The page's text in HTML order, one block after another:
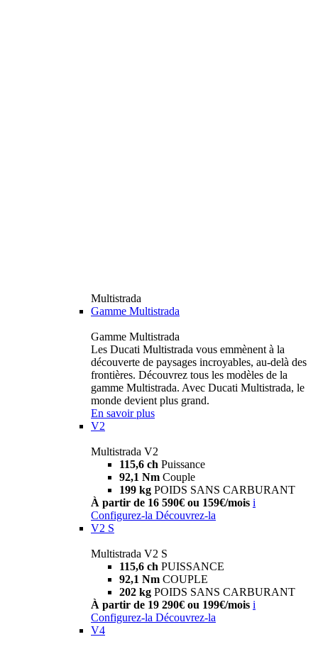
Multistrada
Gamme Multistrada
Gamme Multistrada
Les Ducati Multistrada vous emmènent à la
découverte de paysages incroyables, au-delà des
frontières. Découvrez tous les modèles de la
gamme Multistrada. Avec Ducati Multistrada, le
monde devient plus grand.
En savoir plus
V2
Multistrada V2
115,6 ch Puissance
92,1 Nm Couple
199 kg POIDS SANS CARBURANT
À partir de 16 590€ ou 159€/mois i
Configurez-la Découvrez-la
V2 S
Multistrada V2 S
115,6 ch PUISSANCE
92,1 Nm COUPLE
202 kg POIDS SANS CARBURANT
À partir de 19 290€ ou 199€/mois i
Configurez-la Découvrez-la
V4